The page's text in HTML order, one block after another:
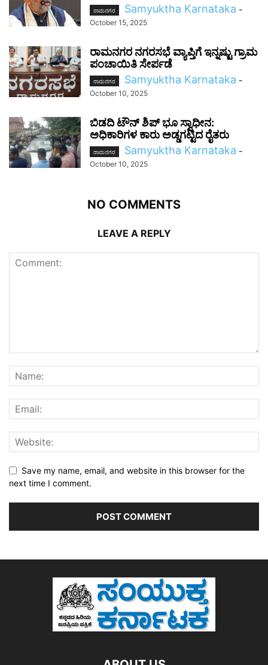
ರಾಮನಗರ Samyuktha Karnataka -
October 15, 2025
ರಾಮನಗರ ನಗರಸಭೆ ವ್ಯಾಪ್ತಿಗೆ ಇನ್ನಷ್ಟು ಗ್ರಾಮ
ಪಂಚಾಯಿತಿ ಸೇರ್ಪಡೆ
ರಾಮನಗರ Samyuktha Karnataka -
October 10, 2025
ಬಿಡದಿ ಟೌನ್ ಶಿಪ್ ಭೂ ಸ್ವಾಧೀನ:
ಅಧಿಕಾರಿಗಳ ಕಾರು ಅಡ್ಡಗಟ್ಟಿದ ರೈತರು
ರಾಮನಗರ Samyuktha Karnataka -
October 10, 2025
NO COMMENTS
LEAVE A REPLY
Save my name, email, and website in this browser for the
next time I comment.